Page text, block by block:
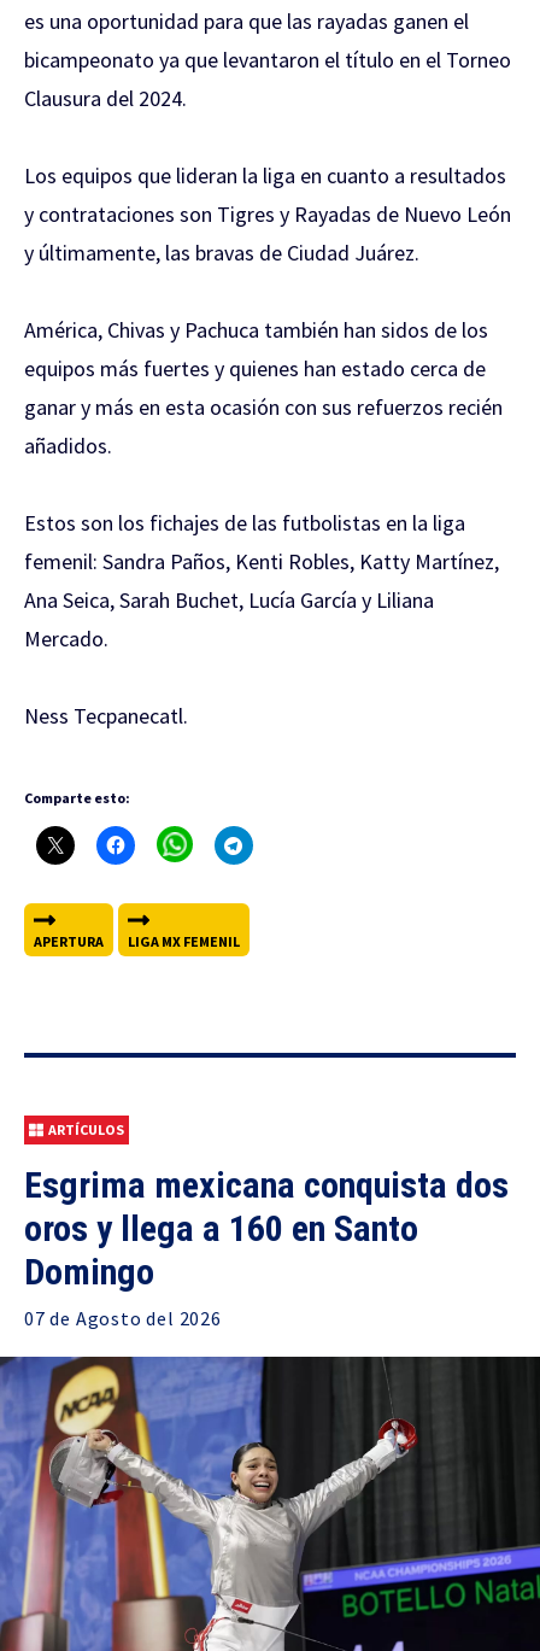
es una oportunidad para que las rayadas ganen el
bicampeonato ya que levantaron el título en el Torneo
Clausura del 2024.
Los equipos que lideran la liga en cuanto a resultados
y contrataciones son Tigres y Rayadas de Nuevo León
y últimamente, las bravas de Ciudad Juárez.
América, Chivas y Pachuca también han sidos de los
equipos más fuertes y quienes han estado cerca de
ganar y más en esta ocasión con sus refuerzos recién
añadidos.
Estos son los fichajes de las futbolistas en la liga
femenil: Sandra Paños, Kenti Robles, Katty Martínez,
Ana Seica, Sarah Buchet, Lucía García y Liliana
Mercado.
Ness Tecpanecatl.
Comparte esto:
APERTURA LIGA MX FEMENIL
ARTÍCULOS
Esgrima mexicana conquista dos
oros y llega a 160 en Santo
Domingo
07 de Agosto del 2026